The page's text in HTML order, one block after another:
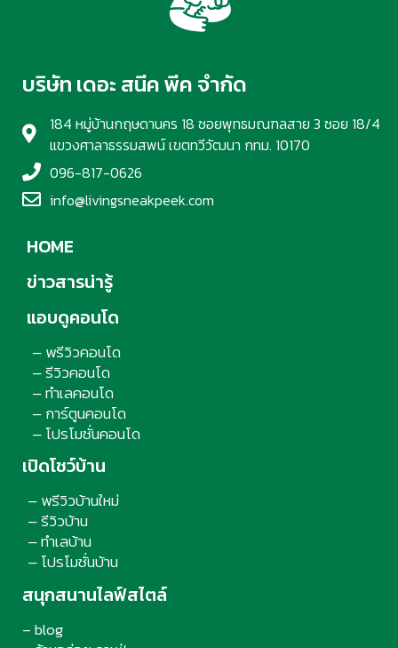
บริษัท เดอะ สนีค พีค จำกัด
184 หมู่บ้านกฤษดานคร 18 ซอยพุทธมณฑลสาย 3 ซอย 18/4
แขวงศาลาธรรมสพน์ เขตทวีวัฒนา กทม. 10170
096-817-0626
info@livingsneakpeek.com
HOME
ข่าวสารน่ารู้
แอบดูคอนโด
– พรีวิวคอนโด
– รีวิวคอนโด
– ทำเลคอนโด
– การ์ตูนคอนโด
– โปรโมชั่นคอนโด
เปิดโชว์บ้าน
– พรีวิวบ้านใหม่
– รีวิวบ้าน
– ทำเลบ้าน
– โปรโมชั่นบ้าน
สนุกสนานไลฟ์สไตล์
– blog